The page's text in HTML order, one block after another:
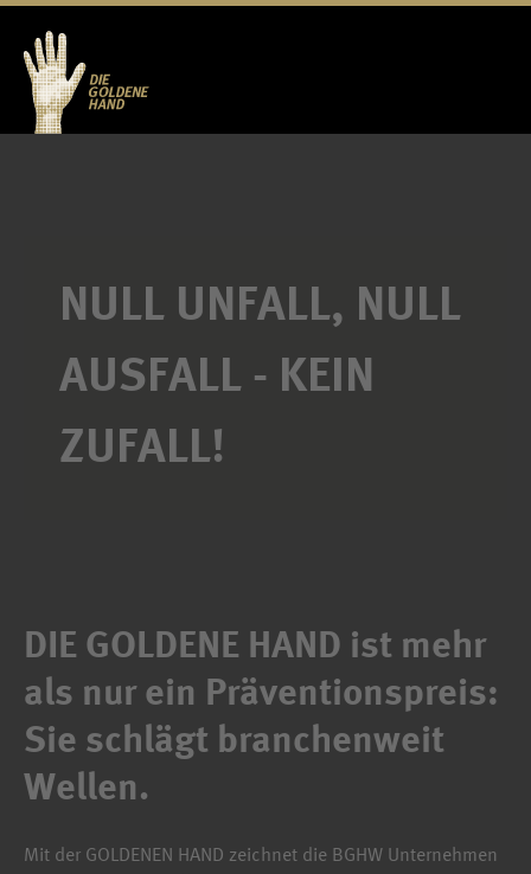
NULL UNFALL, NULL
AUSFALL - KEIN
ZUFALL!
DIE GOLDENE HAND ist mehr
als nur ein Präventionspreis:
Sie schlägt branchenweit
Wellen.
Mit der GOLDENEN HAND zeichnet die BGHW Unternehmen